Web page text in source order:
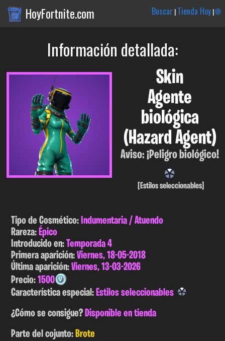
HoyFortnite.com Buscar |Tienda Hoy|🌐
Información detallada:
Skin
Agente
biológica
(Hazard Agent)
Aviso: ¡Peligro biológico!
[Estilos seleccionables]
Tipo de Cosmético:Indumentaria / Atuendo
Rareza:Épico
Introducido en:Temporada 4
Primera aparición:Viernes, 18-05-2018
Última aparición:Viernes, 13-03-2026
Precio:1500
Característica especial:Estilos seleccionables
¿Cómo se consigue?Disponible en tienda
Parte del cojunto:Brote